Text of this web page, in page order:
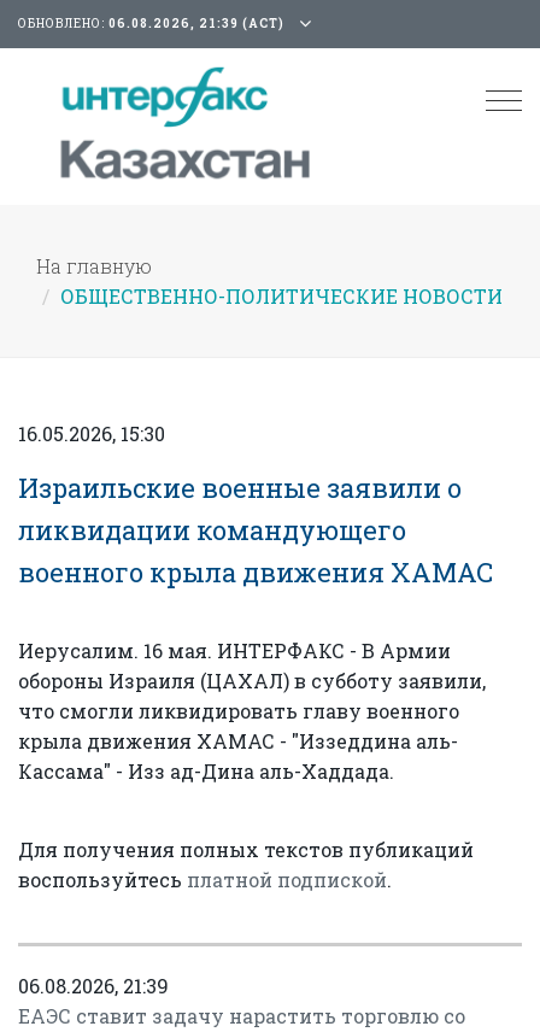
ОБНОВЛЕНО: 06.08.2026, 21:39 (АСТ)
На главную
ОБЩЕСТВЕННО-ПОЛИТИЧЕСКИЕ НОВОСТИ
16.05.2026, 15:30
Израильские военные заявили о
ликвидации командующего
военного крыла движения ХАМАС
Иерусалим. 16 мая. ИНТЕРФАКС - В Армии
обороны Израиля (ЦАХАЛ) в субботу заявили,
что смогли ликвидировать главу военного
крыла движения ХАМАС - "Иззеддина аль-
Кассама" - Изз ад-Дина аль-Хаддада.
Для получения полных текстов публикаций
воспользуйтесь платной подпиской.
06.08.2026, 21:39
ЕАЭС ставит задачу нарастить торговлю со